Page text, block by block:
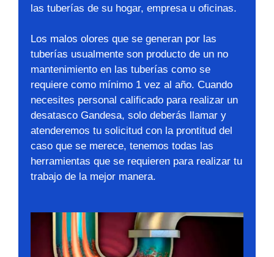
las tuberías de su hogar, empresa u oficinas.
Los malos olores que se generan por las
tuberías usualmente son producto de un no
mantenimiento en las tuberías como se
requiere como mínimo 1 vez al año. Cuando
necesites personal calificado para realizar un
desatasco Gandesa, solo deberás llamar y
atenderemos tu solicitud con la prontitud del
caso que se merece, tenemos todas las
herramientas que se requieren para realizar tu
trabajo de la mejor manera.